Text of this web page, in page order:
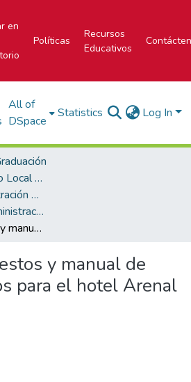
en
Políticas
Recursos
Educativos
All of
DSpace
Statistics Log In
Campus Tecnológico Local San Carlos
Carrera de Administración de Empresas
Bachillerato en Administración de Empresas
Manual de puestos y manual de procedimientos para el hotel Arenal Lodge
y manual de
para el hotel Arenal